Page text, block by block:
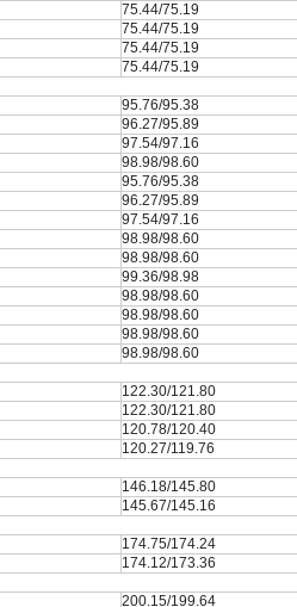
75.44/75.19
75.44/75.19
75.44/75.19
75.44/75.19
95.76/95.38
96.27/95.89
97.54/97.16
98.98/98.60
95.76/95.38
96.27/95.89
97.54/97.16
98.98/98.60
98.98/98.60
99.36/98.98
98.98/98.60
98.98/98.60
98.98/98.60
98.98/98.60
122.30/121.80
122.30/121.80
120.78/120.40
120.27/119.76
146.18/145.80
145.67/145.16
174.75/174.24
174.12/173.36
200.15/199.64